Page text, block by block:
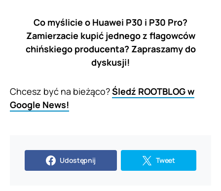
Co myślicie o Huawei P30 i P30 Pro?
Zamierzacie kupić jednego z flagowców
chińskiego producenta? Zapraszamy do
dyskusji!
Chcesz być na bieżąco?Śledź ROOTBLOG w
Google News!
Udostępnij Tweet